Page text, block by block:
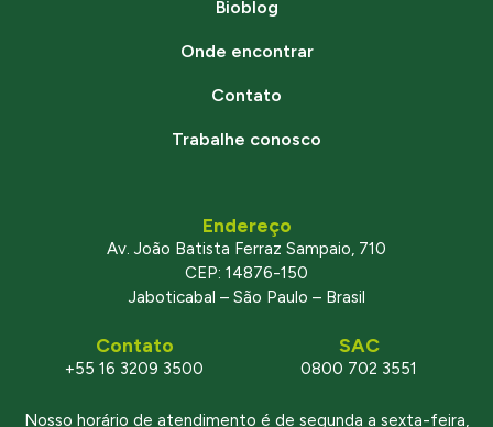
Bioblog
Onde encontrar
Contato
Trabalhe conosco
Endereço
Av. João Batista Ferraz Sampaio, 710
CEP: 14876-150
Jaboticabal – São Paulo – Brasil
Contato
+55 16 3209 3500
SAC
0800 702 3551
Nosso horário de atendimento é de segunda a sexta-feira,